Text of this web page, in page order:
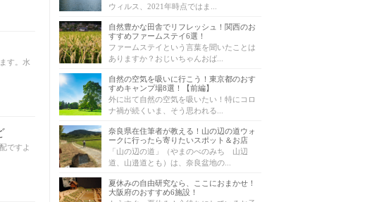
す。水
ですよ
ウィルス、2021年時点ではま...
自然豊かな田舎でリフレッシュ！関西のお
すすめファームステイ6選！
ファームステイという言葉を聞いたことは
ありますか？おじいちゃんおば...
自然の空気を吸いに行こう！東京都のおす
すめキャンプ場8選！【前編】
外に出て自然の空気を吸いたい！特にコロ
ナ禍が続くいま、そう思われる...
奈良県在住筆者が教える！山の辺の道ウォ
ークに行ったら寄りたいスポット＆お店
「山の辺の道」（やまのべのみち 山辺
道、山邉道とも）は、奈良盆地の...
夏休みの自由研究なら、ここにおまかせ！
大阪府のおすすめ6施設！